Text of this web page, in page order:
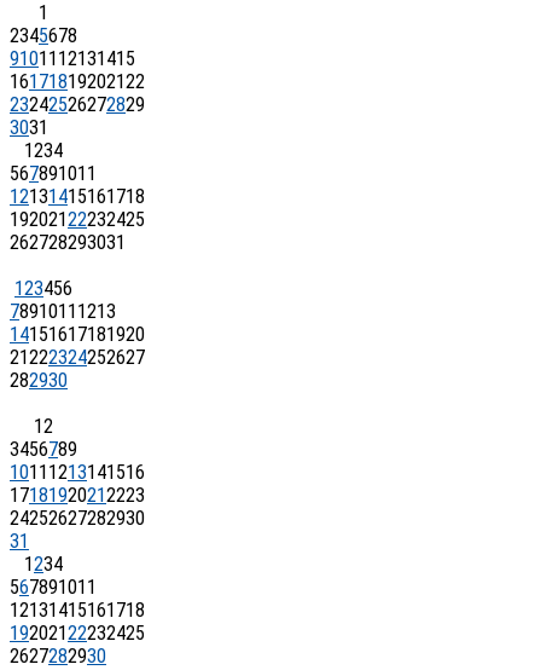
1
2345678
91011 12131415
16171819202122
23242526272829
3031
1234
567891011
12131415161718
19202122232425
262728293031
123456
7891011 1213
14151617181920
21222324252627
282930
12
3456789
1011 1213141516
17181920212223
24252627282930
31
1234
567891011
12131415161718
19202122232425
2627282930